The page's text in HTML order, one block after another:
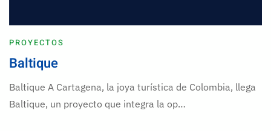
PROYECTOS
Baltique
Baltique A Cartagena, la joya turística de Colombia, llega
Baltique, un proyecto que integra la op…